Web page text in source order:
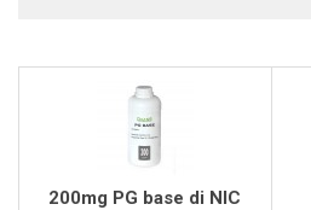
200mg PG base di NIC